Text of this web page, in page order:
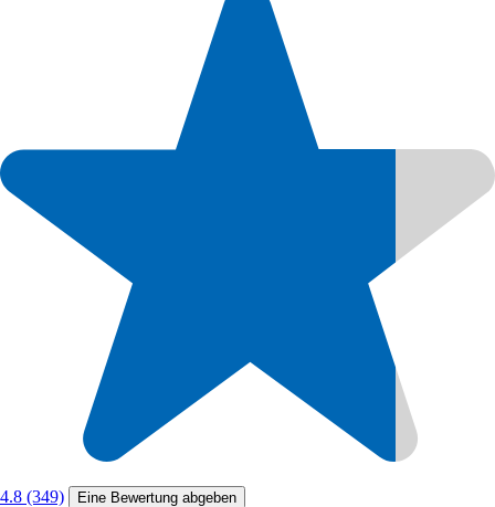
4.8 (349) Eine Bewertung abgeben